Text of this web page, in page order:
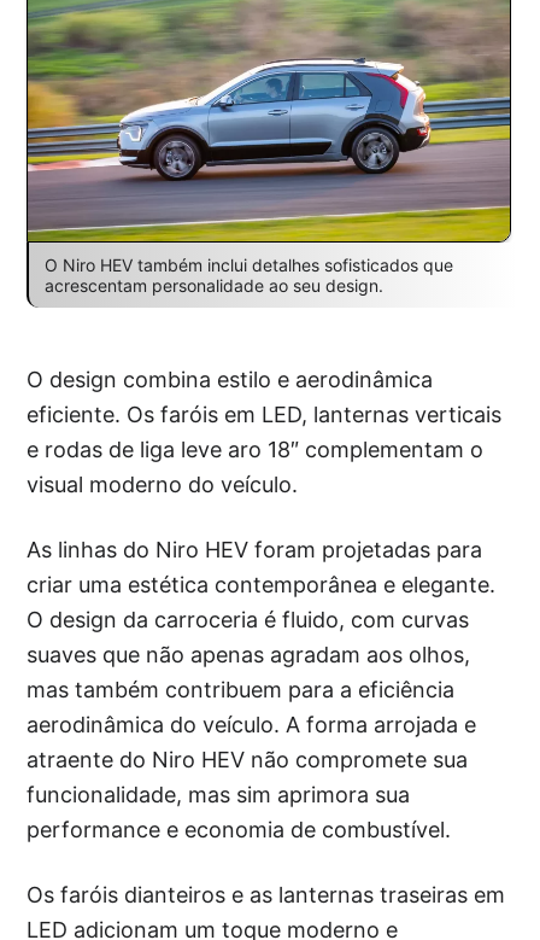
O Niro HEV também inclui detalhes sofisticados que
acrescentam personalidade ao seu design.
O design combina estilo e aerodinâmica
eficiente. Os faróis em LED, lanternas verticais
e rodas de liga leve aro 18″ complementam o
visual moderno do veículo.
As linhas do Niro HEV foram projetadas para
criar uma estética contemporânea e elegante.
O design da carroceria é fluido, com curvas
suaves que não apenas agradam aos olhos,
mas também contribuem para a eficiência
aerodinâmica do veículo. A forma arrojada e
atraente do Niro HEV não compromete sua
funcionalidade, mas sim aprimora sua
performance e economia de combustível.
Os faróis dianteiros e as lanternas traseiras em
LED adicionam um toque moderno e